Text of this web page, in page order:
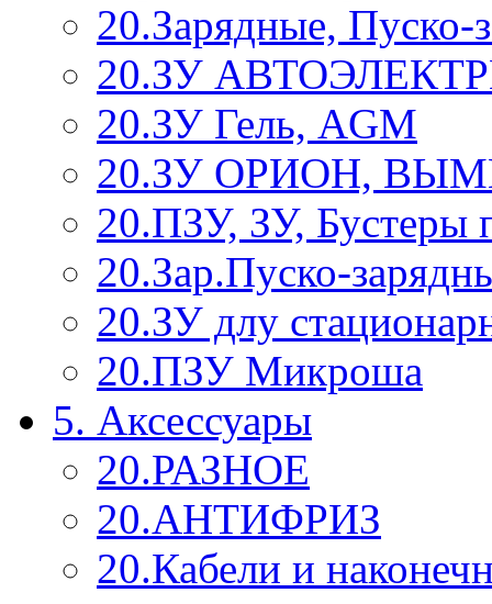
20.Зарядные, Пуско-
20.ЗУ
20.ЗУ Гель, AGM
20.ЗУ ОРИОН,
20.ПЗУ, ЗУ,
20.Зар.Пуско-
20.ЗУ длу
20.ПЗУ Микроша
5. Аксессуары
20.РАЗНОЕ
20.АНТИФРИЗ
20.Кабели и